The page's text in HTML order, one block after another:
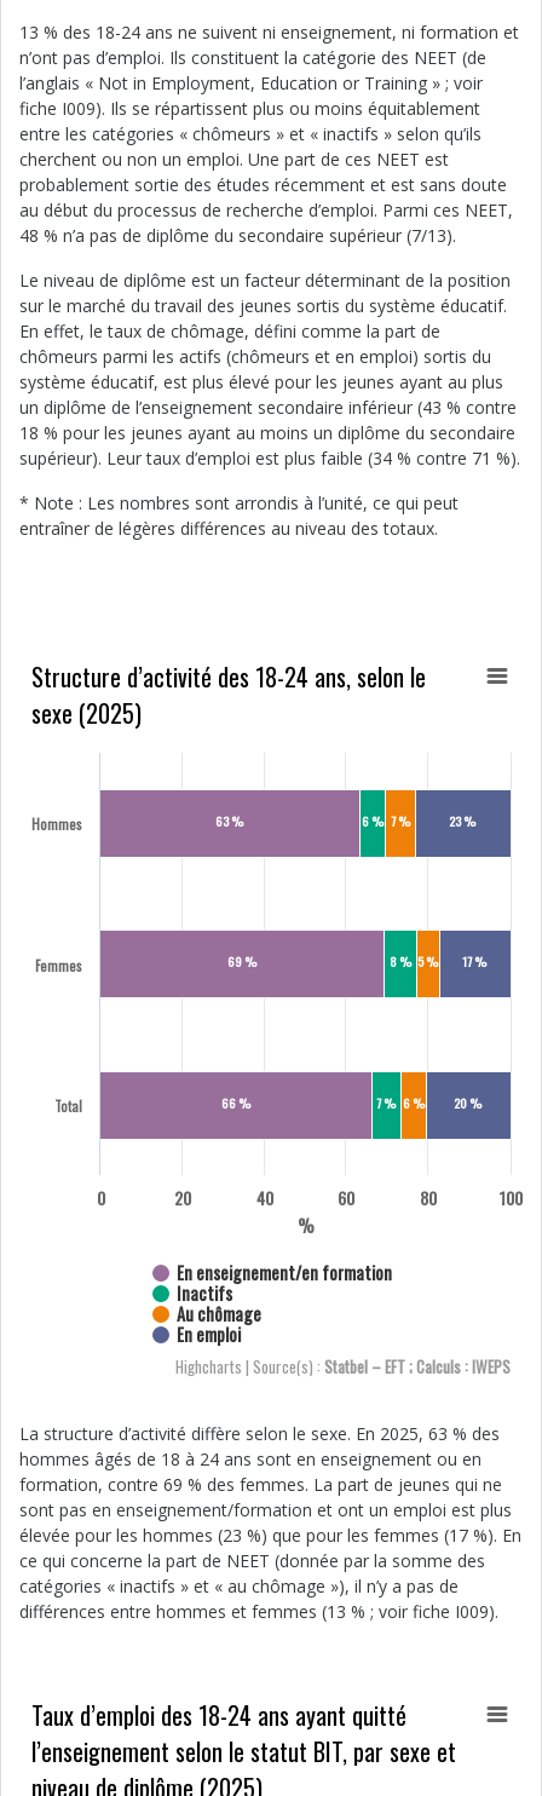
13 % des 18-24 ans ne suivent ni enseignement, ni formation et
n’ont pas d’emploi. Ils constituent la catégorie des NEET (de
l’anglais « Not in Employment, Education or Training » ; voir
fiche I009). Ils se répartissent plus ou moins équitablement
entre les catégories « chômeurs » et « inactifs » selon qu’ils
cherchent ou non un emploi. Une part de ces NEET est
probablement sortie des études récemment et est sans doute
au début du processus de recherche d’emploi. Parmi ces NEET,
48 % n’a pas de diplôme du secondaire supérieur (7/13).
Le niveau de diplôme est un facteur déterminant de la position
sur le marché du travail des jeunes sortis du système éducatif.
En effet, le taux de chômage, défini comme la part de
chômeurs parmi les actifs (chômeurs et en emploi) sortis du
système éducatif, est plus élevé pour les jeunes ayant au plus
un diplôme de l’enseignement secondaire inférieur (43 % contre
18 % pour les jeunes ayant au moins un diplôme du secondaire
supérieur). Leur taux d’emploi est plus faible (34 % contre 71 %).
* Note : Les nombres sont arrondis à l’unité, ce qui peut
entraîner de légères différences au niveau des totaux.
%
23 %
17 %
20 %
7 %
5 %
6 %
6 %
8 %
7 %
63 %
69 %
66 %
En enseignement/en formation
Inactifs
Au chômage
En emploi
Highcharts | Source(s) : Statbel – EFT ; Calculs : IWEPS
Structure d’activité des 18-24 ans, selon le
sexe (2025)
Hommes
Femmes
Total
0 20 40 60 80 100
La structure d’activité diffère selon le sexe. En 2025, 63 % des
hommes âgés de 18 à 24 ans sont en enseignement ou en
formation, contre 69 % des femmes. La part de jeunes qui ne
sont pas en enseignement/formation et ont un emploi est plus
élevée pour les hommes (23 %) que pour les femmes (17 %). En
ce qui concerne la part de NEET (donnée par la somme des
catégories « inactifs » et « au chômage »), il n’y a pas de
différences entre hommes et femmes (13 % ; voir fiche I009).
Taux d’emploi des 18-24 ans ayant quitté
l’enseignement selon le statut BIT, par sexe et
niveau de diplôme (2025)